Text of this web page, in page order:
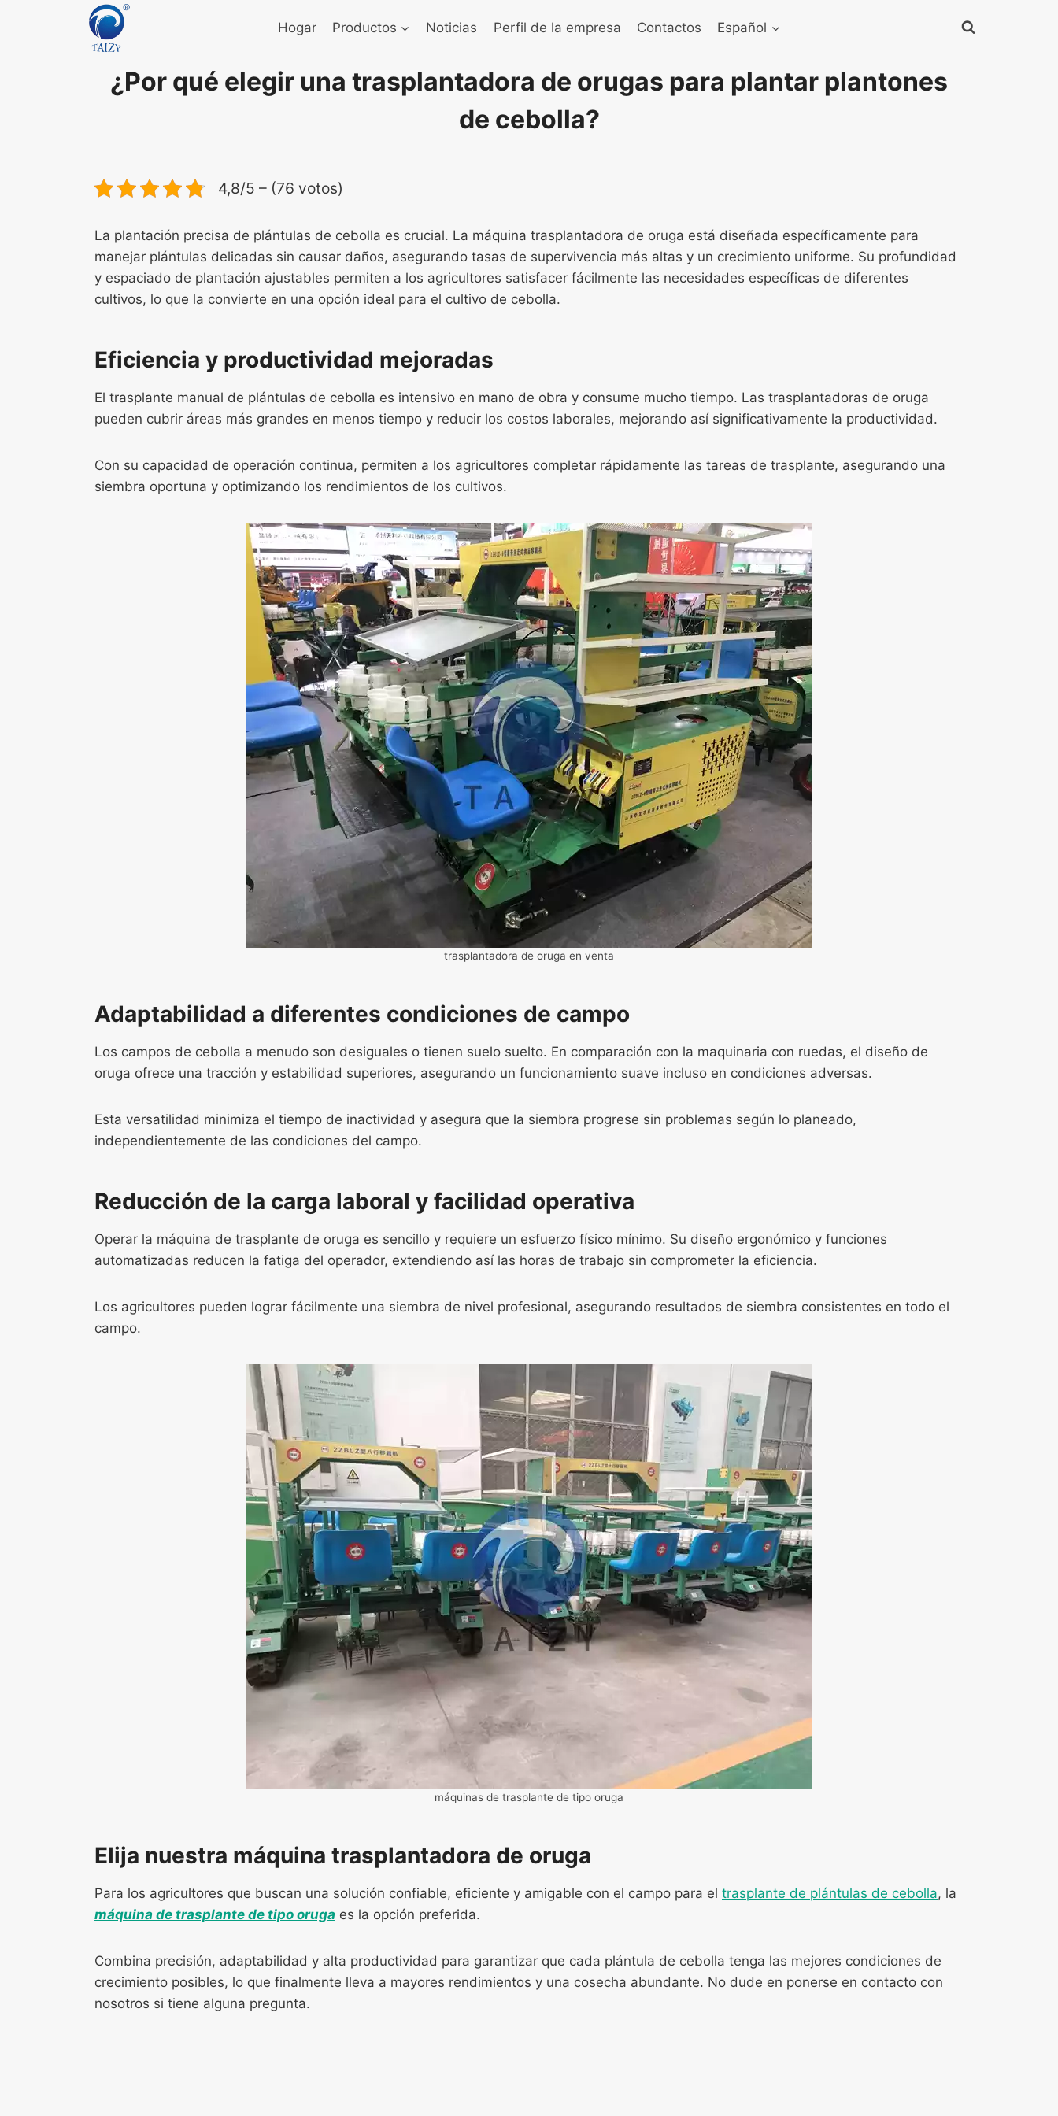
Hogar Productos Noticias Perfil de la empresa Contactos Español
¿Por qué elegir una trasplantadora de orugas para plantar plantones
de cebolla?
4,8/5 – (76 votos)
La plantación precisa de plántulas de cebolla es crucial. La máquina trasplantadora de oruga está diseñada específicamente para
manejar plántulas delicadas sin causar daños, asegurando tasas de supervivencia más altas y un crecimiento uniforme. Su profundidad
y espaciado de plantación ajustables permiten a los agricultores satisfacer fácilmente las necesidades específicas de diferentes
cultivos, lo que la convierte en una opción ideal para el cultivo de cebolla.
Eficiencia y productividad mejoradas
El trasplante manual de plántulas de cebolla es intensivo en mano de obra y consume mucho tiempo. Las trasplantadoras de oruga
pueden cubrir áreas más grandes en menos tiempo y reducir los costos laborales, mejorando así significativamente la productividad.
Con su capacidad de operación continua, permiten a los agricultores completar rápidamente las tareas de trasplante, asegurando una
siembra oportuna y optimizando los rendimientos de los cultivos.
trasplantadora de oruga en venta
Adaptabilidad a diferentes condiciones de campo
Los campos de cebolla a menudo son desiguales o tienen suelo suelto. En comparación con la maquinaria con ruedas, el diseño de
oruga ofrece una tracción y estabilidad superiores, asegurando un funcionamiento suave incluso en condiciones adversas.
Esta versatilidad minimiza el tiempo de inactividad y asegura que la siembra progrese sin problemas según lo planeado,
independientemente de las condiciones del campo.
Reducción de la carga laboral y facilidad operativa
Operar la máquina de trasplante de oruga es sencillo y requiere un esfuerzo físico mínimo. Su diseño ergonómico y funciones
automatizadas reducen la fatiga del operador, extendiendo así las horas de trabajo sin comprometer la eficiencia.
Los agricultores pueden lograr fácilmente una siembra de nivel profesional, asegurando resultados de siembra consistentes en todo el
campo.
máquinas de trasplante de tipo oruga
Elija nuestra máquina trasplantadora de oruga
Para los agricultores que buscan una solución confiable, eficiente y amigable con el campo para el trasplante de plántulas de cebolla, la
máquina de trasplante de tipo oruga es la opción preferida.
Combina precisión, adaptabilidad y alta productividad para garantizar que cada plántula de cebolla tenga las mejores condiciones de
crecimiento posibles, lo que finalmente lleva a mayores rendimientos y una cosecha abundante. No dude en ponerse en contacto con
nosotros si tiene alguna pregunta.